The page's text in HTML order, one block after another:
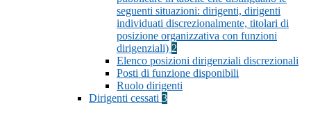
seguenti situazioni: dirigenti, dirigenti
individuati discrezionalmente, titolari di
posizione organizzativa con funzioni
dirigenziali) 2
Elenco posizioni dirigenziali discrezionali
Posti di funzione disponibili
Ruolo dirigenti
Dirigenti cessati 3